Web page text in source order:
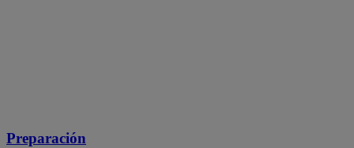
Preparación